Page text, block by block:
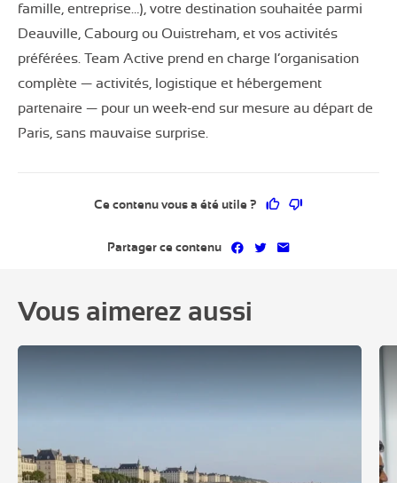
famille, entreprise…), votre destination souhaitée parmi
Deauville, Cabourg ou Ouistreham, et vos activités
préférées. Team Active prend en charge l’organisation
complète — activités, logistique et hébergement
partenaire — pour un week-end sur mesure au départ de
Paris, sans mauvaise surprise.
Ce contenu vous a été utile ? Ce contenu vous
Partager ce contenu Partager sur Facebook
Partager sur Twitter
Partager par
Vous aimerez aussi